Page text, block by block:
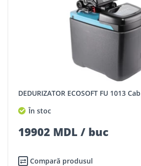
DEDURIZATOR ECOSOFT FU 1013
În stoc
19902 MDL / buc
Compară produsul